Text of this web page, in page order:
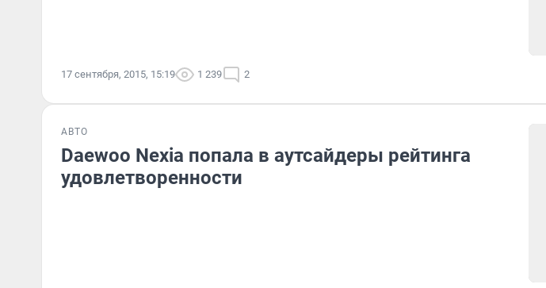
17 сентября, 2015, 15:19 1 239 2
АВТО
Daewoo Nexia попала в аутсайдеры рейтинга
удовлетворенности